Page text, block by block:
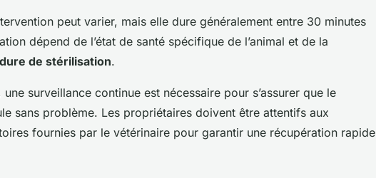
peut varier, mais elle dure généralement entre 30 minutes
dépend de l’état de santé spécifique de l’animal et de la
de stérilisation.
une surveillance continue est nécessaire pour s’assurer que le
sans problème. Les propriétaires doivent être attentifs aux
fournies par le vétérinaire pour garantir une récupération rapide